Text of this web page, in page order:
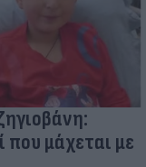
που μάχεται με